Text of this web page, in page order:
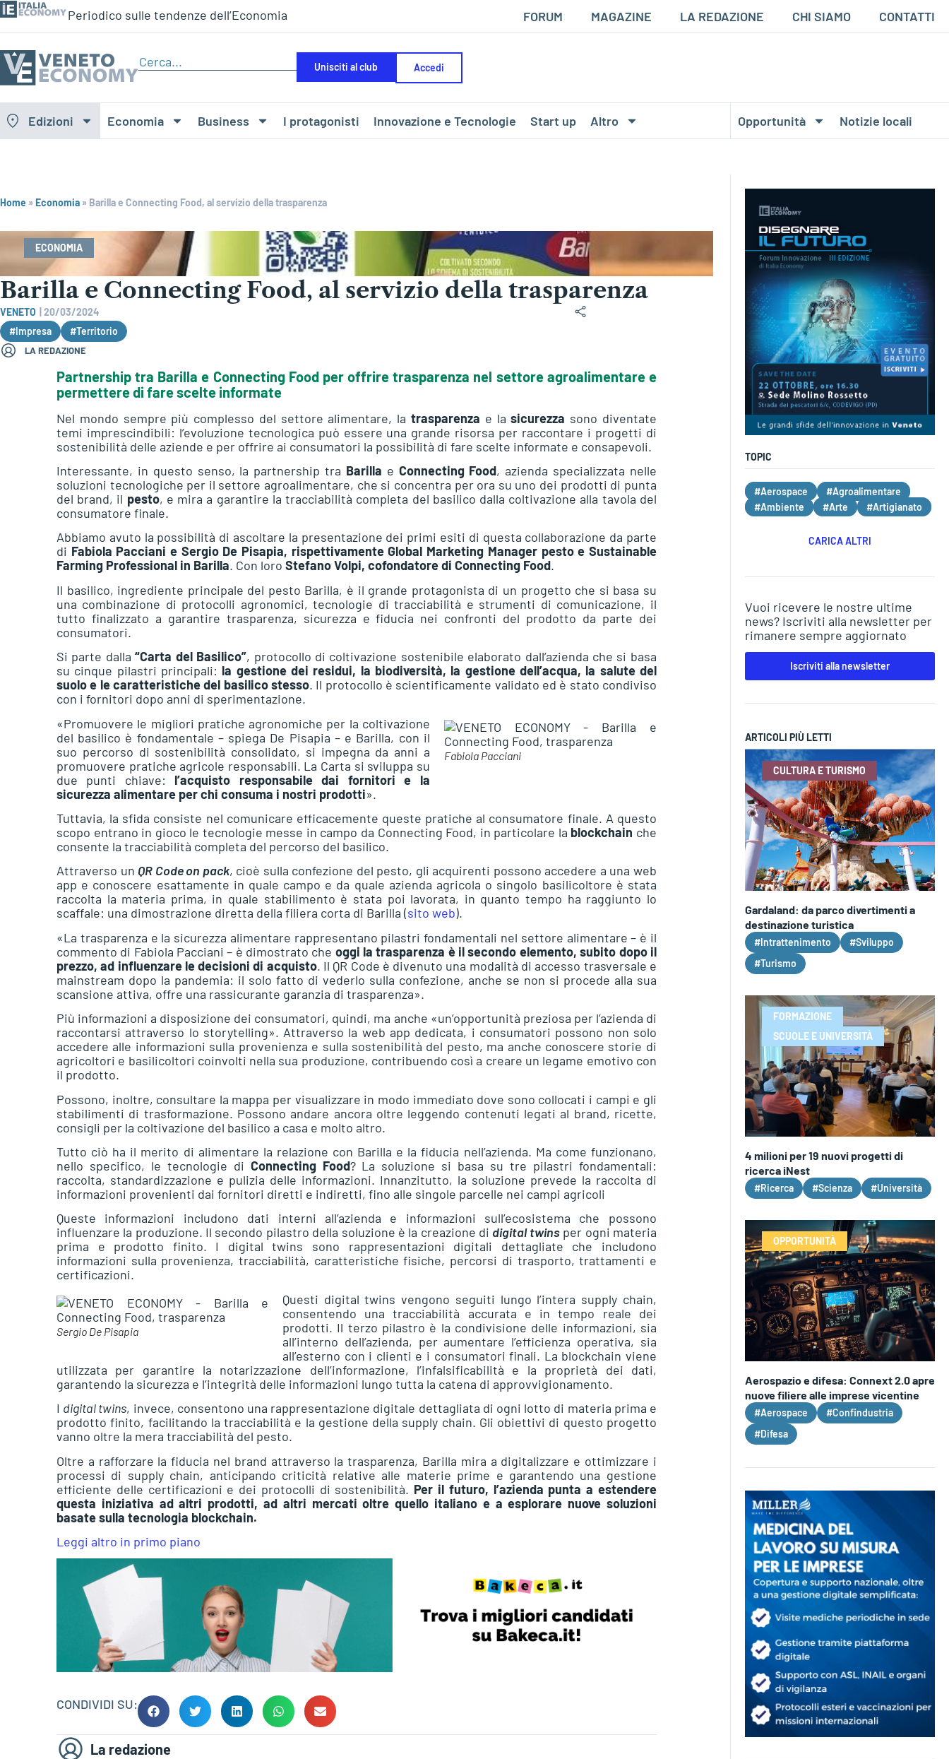
Periodico sulle tendenze dell’Economia FORUM MAGAZINE LA REDAZIONE CHI SIAMO CONTATTI
Unisciti al club Accedi
Edizioni Economia Business I protagonisti Innovazione e Tecnologie Start up Altro Opportunità Notizie locali
Home »Economia » Barilla e Connecting Food, al servizio della trasparenza
ECONOMIA
Barilla e Connecting Food, al servizio della trasparenza
VENETO
20/03/2024
#Impresa
#Territorio
LA REDAZIONE
Partnership tra Barilla e Connecting Food per offrire trasparenza nel settore agroalimentare e
permettere di fare scelte informate
Nel mondo sempre più complesso del settore alimentare, la trasparenza e lasicurezza sono diventate
temi imprescindibili: l’evoluzione tecnologica può essere una grande risorsa per raccontare i progetti di
sostenibilità delle aziende e per offrire ai consumatori la possibilità di fare scelte informate e consapevoli.
Interessante, in questo senso, la partnership tra Barilla e Connecting Food, azienda specializzata nelle
soluzioni tecnologiche per il settore agroalimentare, che si concentra per ora su uno dei prodotti di punta
del brand, il pesto, e mira a garantire la tracciabilità completa del basilico dalla coltivazione alla tavola del
consumatore finale.
Abbiamo avuto la possibilità di ascoltare la presentazione dei primi esiti di questa collaborazione da parte
di Fabiola Pacciani e Sergio De Pisapia, rispettivamente Global Marketing Manager pesto e Sustainable
Farming Professional in Barilla. Con loro Stefano Volpi, cofondatore di Connecting Food.
Il basilico, ingrediente principale del pesto Barilla, è il grande protagonista di un progetto che si basa su
una combinazione di protocolli agronomici, tecnologie di tracciabilità e strumenti di comunicazione, il
tutto finalizzato a garantire trasparenza, sicurezza e fiducia nei confronti del prodotto da parte dei
consumatori.
Si parte dalla“Carta del Basilico”, protocollo di coltivazione sostenibile elaborato dall’azienda che si basa
su cinque pilastri principali: la gestione dei residui, la biodiversità, la gestione dell’acqua, la salute del
suolo e le caratteristiche del basilico stesso. Il protocollo è scientificamente validato ed è stato condiviso
con i fornitori dopo anni di sperimentazione.
Fabiola Pacciani
«Promuovere le migliori pratiche agronomiche per la coltivazione
del basilico è fondamentale – spiega De Pisapia – e Barilla, con il
suo percorso di sostenibilità consolidato, si impegna da anni a
promuovere pratiche agricole responsabili. La Carta si sviluppa su
due punti chiave: l’acquisto responsabile dai fornitori e la
sicurezza alimentare per chi consuma i nostri prodotti».
Tuttavia, la sfida consiste nel comunicare efficacemente queste pratiche al consumatore finale. A questo
scopo entrano in gioco le tecnologie messe in campo da Connecting Food, in particolare la blockchain che
consente la tracciabilità completa del percorso del basilico.
Attraverso un QR Code on pack, cioè sulla confezione del pesto, gli acquirenti possono accedere a una web
app e conoscere esattamente in quale campo e da quale azienda agricola o singolo basilicoltore è stata
raccolta la materia prima, in quale stabilimento è stata poi lavorata, in quanto tempo ha raggiunto lo
scaffale: una dimostrazione diretta della filiera corta di Barilla (sito web).
«La trasparenza e la sicurezza alimentare rappresentano pilastri fondamentali nel settore alimentare – è il
commento di Fabiola Pacciani – è dimostrato che oggi la trasparenza è il secondo elemento, subito dopo il
prezzo, ad influenzare le decisioni di acquisto. Il QR Code è divenuto una modalità di accesso trasversale e
mainstream dopo la pandemia: il solo fatto di vederlo sulla confezione, anche se non si procede alla sua
scansione attiva, offre una rassicurante garanzia di trasparenza».
Più informazioni a disposizione dei consumatori, quindi, ma anche «un’opportunità preziosa per l’azienda di
raccontarsi attraverso lo storytelling». Attraverso la web app dedicata, i consumatori possono non solo
accedere alle informazioni sulla provenienza e sulla sostenibilità del pesto, ma anche conoscere storie di
agricoltori e basilicoltori coinvolti nella sua produzione, contribuendo così a creare un legame emotivo con
il prodotto.
Possono, inoltre, consultare la mappa per visualizzare in modo immediato dove sono collocati i campi e gli
stabilimenti di trasformazione. Possono andare ancora oltre leggendo contenuti legati al brand, ricette,
consigli per la coltivazione del basilico a casa e molto altro.
Tutto ciò ha il merito di alimentare la relazione con Barilla e la fiducia nell’azienda. Ma come funzionano,
nello specifico, le tecnologie di Connecting Food? La soluzione si basa su tre pilastri fondamentali:
raccolta, standardizzazione e pulizia delle informazioni. Innanzitutto, la soluzione prevede la raccolta di
informazioni provenienti dai fornitori diretti e indiretti, fino alle singole parcelle nei campi agricoli
Queste informazioni includono dati interni all’azienda e informazioni sull’ecosistema che possono
influenzare la produzione. Il secondo pilastro della soluzione è la creazione di digital twinsper ogni materia
prima e prodotto finito. I digital twins sono rappresentazioni digitali dettagliate che includono
informazioni sulla provenienza, tracciabilità, caratteristiche fisiche, percorsi di trasporto, trattamenti e
certificazioni.
Sergio De Pisapia
Questi digital twins vengono seguiti lungo l’intera supply chain,
consentendo una tracciabilità accurata e in tempo reale dei
prodotti. Il terzo pilastro è la condivisione delle informazioni, sia
all’interno dell’azienda, per aumentare l’efficienza operativa, sia
all’esterno con i clienti e i consumatori finali. La blockchain viene
utilizzata per garantire la notarizzazione dell’informazione, l’infalsificabilità e la proprietà dei dati,
garantendo la sicurezza e l’integrità delle informazioni lungo tutta la catena di approvvigionamento.
I digital twins, invece, consentono una rappresentazione digitale dettagliata di ogni lotto di materia prima e
prodotto finito, facilitando la tracciabilità e la gestione della supply chain. Gli obiettivi di questo progetto
vanno oltre la mera tracciabilità del pesto.
Oltre a rafforzare la fiducia nel brand attraverso la trasparenza, Barilla mira a digitalizzare e ottimizzare i
processi di supply chain, anticipando criticità relative alle materie prime e garantendo una gestione
efficiente delle certificazioni e dei protocolli di sostenibilità. Per il futuro, l’azienda punta a estendere
questa iniziativa ad altri prodotti, ad altri mercati oltre quello italiano e a esplorare nuove soluzioni
basate sulla tecnologia blockchain.
Leggi altro in primo piano
CONDIVIDI SU:
La redazione
TOPIC
#Aerospace
#Agroalimentare
#Ambiente
#Arte #Artigianato
CARICA ALTRI
Vuoi ricevere le nostre ultime
news? Iscriviti alla newsletter per
rimanere sempre aggiornato
Iscriviti alla newsletter
ARTICOLI PIÙ LETTI
CULTURA E TURISMO
Gardaland: da parco divertimenti a
destinazione turistica
#Intrattenimento
#Sviluppo
#Turismo
FORMAZIONE
SCUOLE E UNIVERSITÀ
4 milioni per 19 nuovi progetti di
ricerca iNest
#Ricerca #Scienza #Università
OPPORTUNITÀ
Aerospazio e difesa: Connext 2.0 apre
nuove filiere alle imprese vicentine
#Aerospace
#Confindustria
#Difesa